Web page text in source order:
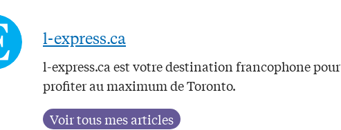
l-express.ca
l-express.ca est votre destination francophone pour
profiter au maximum de Toronto.